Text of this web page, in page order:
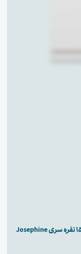
ماشین ظرفشویی پاکشوما ۱۵ نفره سری Josephine